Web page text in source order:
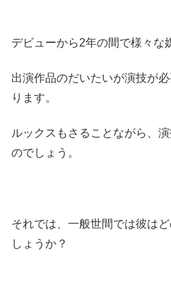
デビューから2年の間で様々な
出演作品のだいたいが演技が
ります。
ルックスもさることながら、
のでしょう。
それでは、一般世間では彼は
しょうか？